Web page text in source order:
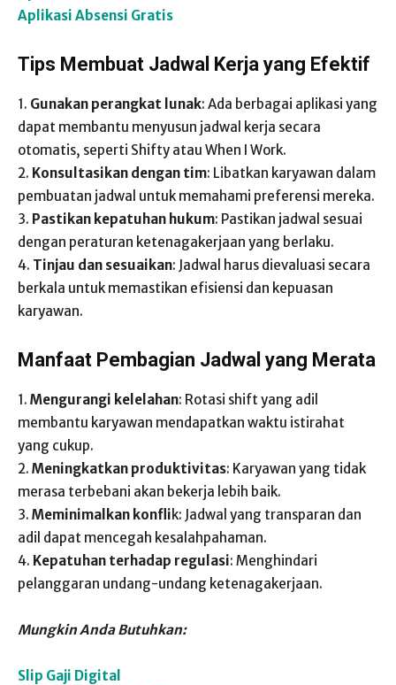
Aplikasi Absensi Gratis
Tips Membuat Jadwal Kerja yang Efektif
1. Gunakan perangkat lunak: Ada berbagai aplikasi yang
dapat membantu menyusun jadwal kerja secara
otomatis, seperti Shifty atau When I Work.
2. Konsultasikan dengan tim: Libatkan karyawan dalam
pembuatan jadwal untuk memahami preferensi mereka.
3. Pastikan kepatuhan hukum: Pastikan jadwal sesuai
dengan peraturan ketenagakerjaan yang berlaku.
4. Tinjau dan sesuaikan: Jadwal harus dievaluasi secara
berkala untuk memastikan efisiensi dan kepuasan
karyawan.
Manfaat Pembagian Jadwal yang Merata
1. Mengurangi kelelahan: Rotasi shift yang adil
membantu karyawan mendapatkan waktu istirahat
yang cukup.
2. Meningkatkan produktivitas: Karyawan yang tidak
merasa terbebani akan bekerja lebih baik.
3. Meminimalkan konflik: Jadwal yang transparan dan
adil dapat mencegah kesalahpahaman.
4. Kepatuhan terhadap regulasi: Menghindari
pelanggaran undang-undang ketenagakerjaan.
Mungkin Anda Butuhkan:
Slip Gaji Digital